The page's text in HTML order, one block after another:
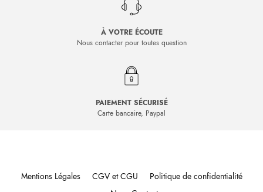
À VOTRE ÉCOUTE
Nous contacter pour toutes question
PAIEMENT SÉCURISÉ
Carte bancaire, Paypal
Mentions Légales CGV et CGU
Politique de confidentialité